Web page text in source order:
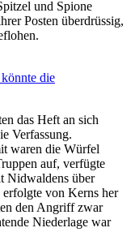
und Spione
Posten überdrüssig,
die
das Heft an sich
Verfassung.
waren die Würfel
auf, verfügte
Nidwaldens über
erfolgte von Kerns her
den Angriff zwar
Niederlage war